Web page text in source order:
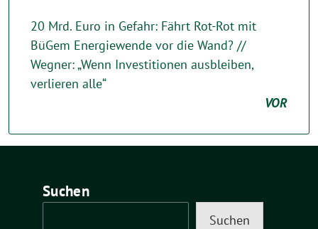
20 Mrd. Euro in Gefahr: Fährt Rot-Rot mit
BüGem Energiewende vor die Wand? //
Wegner: „Wenn Investitionen ausbleiben,
verlieren alle“
VOR
Suchen
Suchen